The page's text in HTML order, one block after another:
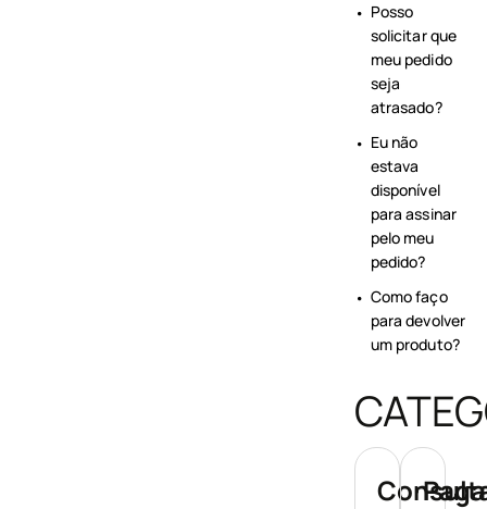
Posso
solicitar que
meu pedido
seja
atrasado?
Eu não
estava
disponível
para assinar
pelo meu
pedido?
Como faço
para devolver
um produto?